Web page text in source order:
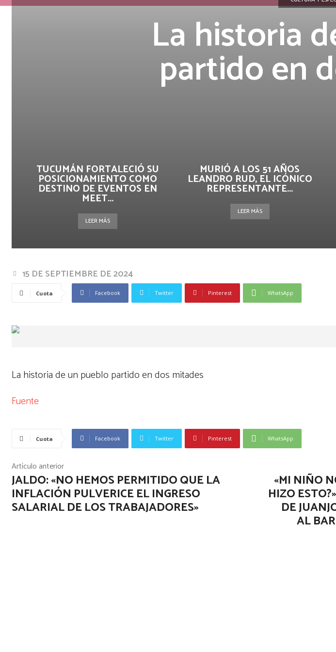
La historia
partido en
TUCUMÁN FORTALECIÓ SU
POSICIONAMIENTO COMO
DESTINO DE EVENTOS EN
MEET...
LEER MÁS
MURIÓ A LOS 51 AÑOS
LEANDRO RUD, EL ICÓNICO
REPRESENTANTE...
LEER MÁS
15 DE SEPTIEMBRE DE 2024
Cuota Facebook Twitter Pinterest WhatsApp
La historia de un pueblo partido en dos mitades
Fuente
Cuota Facebook Twitter Pinterest WhatsApp
Artículo anterior
JALDO: «NO HEMOS PERMITIDO QUE LA
INFLACIÓN PULVERICE EL INGRESO
SALARIAL DE LOS TRABAJADORES»
«MI NIÑO
HIZO
DE
AL